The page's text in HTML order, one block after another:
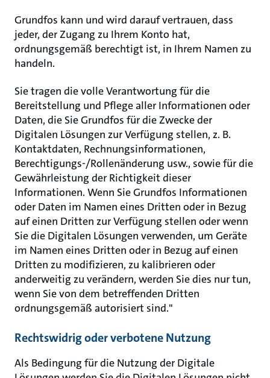
Grundfos kann und wird darauf vertrauen, dass
jeder, der Zugang zu Ihrem Konto hat,
ordnungsgemäß berechtigt ist, in Ihrem Namen zu
handeln.
Sie tragen die volle Verantwortung für die
Bereitstellung und Pflege aller Informationen oder
Daten, die Sie Grundfos für die Zwecke der
Digitalen Lösungen zur Verfügung stellen, z. B.
Kontaktdaten, Rechnungsinformationen,
Berechtigungs-/Rollenänderung usw., sowie für die
Gewährleistung der Richtigkeit dieser
Informationen. Wenn Sie Grundfos Informationen
oder Daten im Namen eines Dritten oder in Bezug
auf einen Dritten zur Verfügung stellen oder wenn
Sie die Digitalen Lösungen verwenden, um Geräte
im Namen eines Dritten oder in Bezug auf einen
Dritten zu modifizieren, zu kalibrieren oder
anderweitig zu verändern, werden Sie dies nur tun,
wenn Sie von dem betreffenden Dritten
ordnungsgemäß autorisiert sind."
Rechtswidrig oder verbotene Nutzung
Als Bedingung für die Nutzung der Digitale